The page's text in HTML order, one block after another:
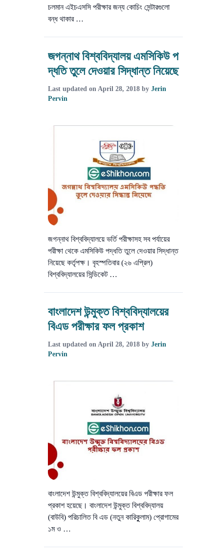
চলমান এইচএসসি পরীক্ষার জন্য কোচিং সেন্টারগুলো
বন্ধ থাকার …
জগন্নাথ বিশ্ববিদ্যালয় এমসিকিউ প
দ্ধতি তুলে দেওয়ার সিদ্ধান্ত নিয়েছে
Last updated on April 28, 2018 by Jerin
Pervin
জগন্নাথ বিশ্ববিদ্যালয়ে ভর্তি পরীক্ষাসহ সব পর্যায়ের
পরীক্ষা থেকে এমসিকিউ পদ্ধতি তুলে দেওয়ার সিদ্ধান্ত
নিয়েছে কর্তৃপক্ষ। বৃহস্পতিবার (২৬ এপ্রিল)
বিশ্ববিদ্যালয়ের সিন্ডিকেট …
বাংলাদেশ উন্মুক্ত বিশ্ববিদ্যালয়ের
বিএড পরীক্ষার ফল প্রকাশ
Last updated on April 28, 2018 by Jerin
Pervin
বাংলাদেশ উন্মুক্ত বিশ্ববিদ্যালয়ের বিএড পরীক্ষার ফল
প্রকাশ হয়েছে। বাংলাদেশ উন্মুক্ত বিশ্ববিদ্যালয়
(বাউবি) পরিচালিত বি এড (নতুন কারিকুুলাম) প্রোগামের
১ম ও …